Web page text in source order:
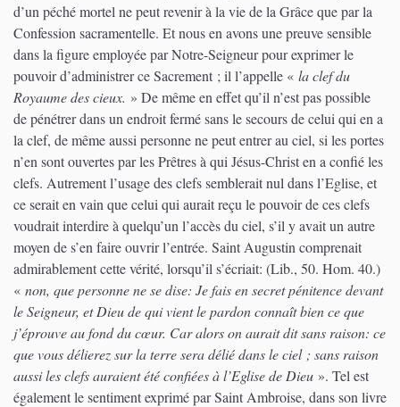
d’un péché mortel ne peut revenir à la vie de la Grâce que par la
Confession sacramentelle. Et nous en avons une preuve sensible
dans la figure employée par Notre-Seigneur pour exprimer le
pouvoir d’administrer ce Sacrement ; il l’appelle « la clef du
Royaume des cieux. » De même en effet qu’il n’est pas possible
de pénétrer dans un endroit fermé sans le secours de celui qui en a
la clef, de même aussi personne ne peut entrer au ciel, si les portes
n’en sont ouvertes par les Prêtres à qui Jésus-Christ en a confié les
clefs. Autrement l’usage des clefs semblerait nul dans l’Eglise, et
ce serait en vain que celui qui aurait reçu le pouvoir de ces clefs
voudrait interdire à quelqu’un l’accès du ciel, s’il y avait un autre
moyen de s’en faire ouvrir l’entrée. Saint Augustin comprenait
admirablement cette vérité, lorsqu’il s’écriait: (Lib., 50. Hom. 40.)
« non, que personne ne se dise: Je fais en secret pénitence devant
le Seigneur, et Dieu de qui vient le pardon connaît bien ce que
j’éprouve au fond du cœur. Car alors on aurait dit sans raison: ce
que vous délierez sur la terre sera délié dans le ciel ; sans raison
aussi les clefs auraient été confiées à l’Eglise de Dieu ». Tel est
également le sentiment exprimé par Saint Ambroise, dans son livre